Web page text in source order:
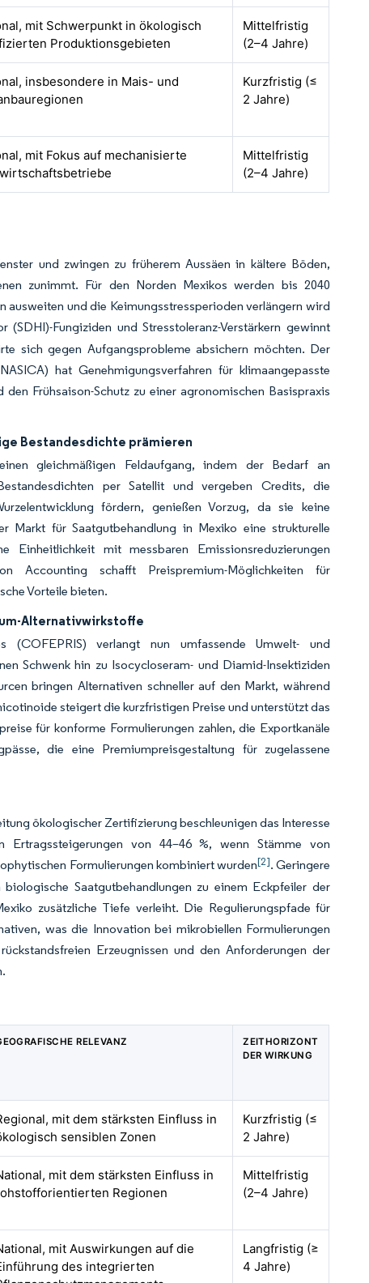
mit Schwerpunkt in ökologisch
Produktionsgebieten
Mittelfristig
(2–4 Jahre)
insbesondere in Mais- und
Kurzfristig (≤
2 Jahre)
mit Fokus auf mechanisierte
Mittelfristig
(2–4 Jahre)
und zwingen zu früherem Aussäen in kältere Böden,
zunimmt. Für den Norden Mexikos werden bis 2040
und die Keimungsstressperioden verlängern wird
Fungiziden und Stresstoleranz-Verstärkern gewinnt
sich gegen Aufgangsprobleme absichern möchten. Der
hat Genehmigungsverfahren für klimaangepasste
Frühsaison-Schutz zu einer agronomischen Basispraxis
Bestandesdichte prämieren
gleichmäßigen Feldaufgang, indem der Bedarf an
per Satellit und vergeben Credits, die
fördern, genießen Vorzug, da sie keine
Markt für Saatgutbehandlung in Mexiko eine strukturelle
Einheitlichkeit mit messbaren Emissionsreduzierungen
Accounting schafft Preispremium-Möglichkeiten für
Vorteile bieten.
Alternativwirkstoffe
verlangt nun umfassende Umwelt- und
Schwenk hin zu Isocycloseram- und Diamid-Insektiziden
bringen Alternativen schneller auf den Markt, während
steigert die kurzfristigen Preise und unterstützt das
für konforme Formulierungen zahlen, die Exportkanäle
die eine Premiumpreisgestaltung für zugelassene
ökologischer Zertifizierung beschleunigen das Interesse
Ertragssteigerungen von 44–46 %, wenn Stämme von
Formulierungen kombiniert wurden[2]. Geringere
Saatgutbehandlungen zu einem Eckpfeiler der
zusätzliche Tiefe verleiht. Die Regulierungspfade für
was die Innovation bei mikrobiellen Formulierungen
Erzeugnissen und den Anforderungen der
RELEVANZ
ZEITHORIZONT
DER WIRKUNG
mit dem stärksten Einfluss in
sensiblen Zonen
Kurzfristig (≤
2 Jahre)
mit dem stärksten Einfluss in
Regionen
Mittelfristig
(2–4 Jahre)
mit Auswirkungen auf die
des integrierten
Langfristig (≥
4 Jahre)